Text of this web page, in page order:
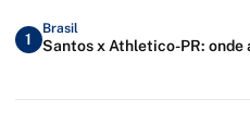
1
Brasil
Santos x Athletico-PR: onde